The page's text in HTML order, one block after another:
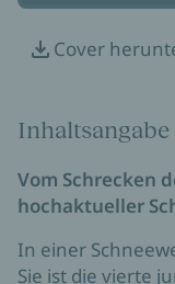
Cover
Inhaltsangabe
Vom Schrecken
hochaktueller
In einer
Sie ist die vierte